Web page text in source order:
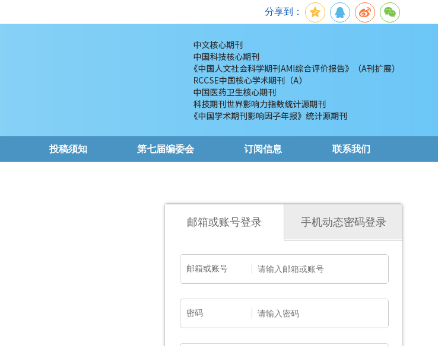
分享到：
投稿须知 第七届编委会 订阅信息 联系我们
邮箱或账号登录 手机动态密码登录
邮箱或账号
密码